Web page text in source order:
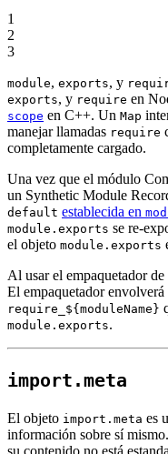
1
2
3
module, exports, y
exports, y require en
scope en C++. Un Map
manejar llamadas require
completamente cargado.
Una vez que el módulo
un Synthetic Module
default establecida en
module.exports se re-
el objeto module.exports
Al usar el empaquetador
El empaquetador
require_${moduleName}
module.exports.
import.meta
El objeto import.meta es
información sobre sí
su contenido no está